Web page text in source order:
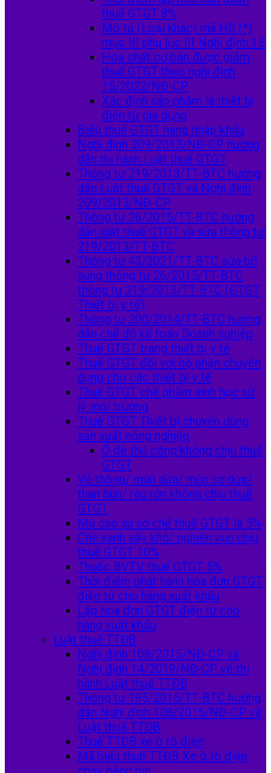
thuế GTGT 8%
Mô tả (Loại khác) mã HS (*)
mục III phụ lục III Nghị định 15
Hóa chất cơ bản được giảm
thuế GTGT theo nghị định
15/2022/NĐ-CP
Xác định sản phẩm là thiết bị
điện tử gia dụng
Biểu thuế GTGT hàng nhập khẩu
Nghị định 209/2013/NĐ-CP hướng
dẫn thi hành Luật thuế GTGT
Thông tư 219/2013/TT-BTC hướng
dẫn Luật thuế GTGT và Nghị định
209/2013/NĐ-CP
Thông tư 26/2015/TT-BTC hướng
dẫn luật thuế GTGT và sửa thông tư
219/2013/TT-BTC
Thông tư 43/2021/TT-BTC sửa bổ
sung thông tư 26/2015/TT-BTC
thông tư 219/2013/TT-BTC (GTGT
Thiết bị y tế)
Thông tư 200/2014/TT-BTC hướng
dẫn chế độ kế toán Doanh nghiệp
Thuế GTGT trang thiết bị y tế
Thuế GTGT đối với bộ phận chuyên
dụng cho các thiết bị y tế
Thuế GTGT chế phẩm sinh học xử
lý môi trường
Thuế GTGT Thiết bị chuyên dùng
sản xuất nông nghiệp
Ổ đẻ thủ công không chịu thuế
GTGT
Vỏ thông/ mùn dừa/ mùn sơ dừa/
than bùn/ rêu rớn không chịu thuế
GTGT
Mủ cao su sơ chế thuế GTGT là 5%
Chè xanh sấy khô/ nghiền vụn chịu
thuế GTGT 10%
Thuốc BVTV thuế GTGT 5%
Thời điểm phát hành hóa đơn GTGT
điện tử cho hàng xuất khẩu
Lập hóa đơn GTGT điện tử cho
hàng xuất khẩu
Luật thuế TTĐB
Nghị định 108/2015/NĐ-CP và
Nghị định 14/2019/NĐ-CP về thi
hành Luật thuế TTĐB
Thông tư 195/2015/TT-BTC hướng
dẫn Nghị định 108/2015/NĐ-CP về
Luật thuế TTĐB
Thuế TTĐB xe ô tô điện
Mã biểu thuế TTĐB Xe ô tô điện